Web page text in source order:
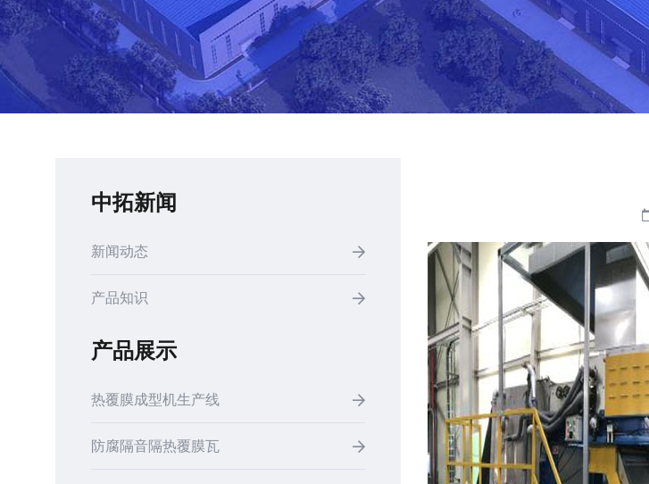
中拓新闻
新闻动态
产品知识
产品展示
热覆膜成型机生产线
防腐隔音隔热覆膜瓦